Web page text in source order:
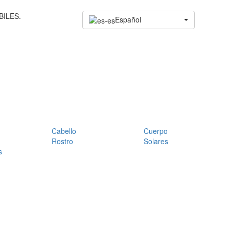
Español
Cabello
Cuerpo
Rostro Solares